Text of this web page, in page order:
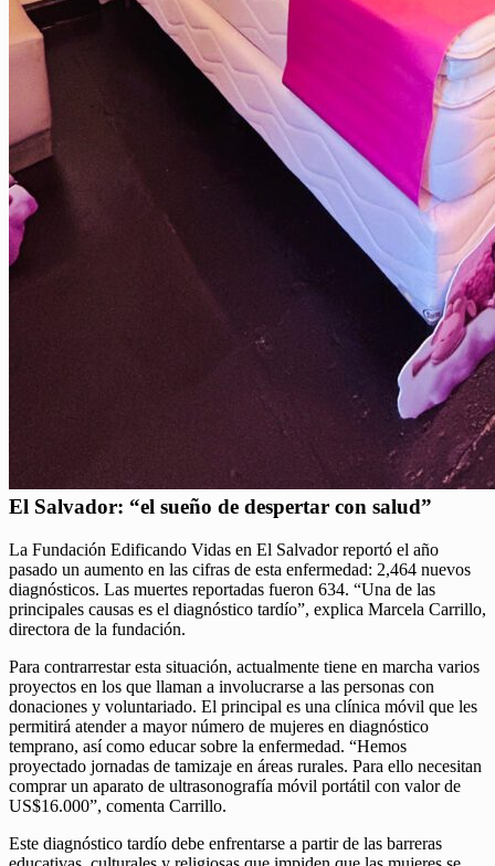
El Salvador: “el sueño de despertar con salud”
La Fundación Edificando Vidas en El Salvador reportó el año
pasado un aumento en las cifras de esta enfermedad: 2,464 nuevos
diagnósticos. Las muertes reportadas fueron 634. “Una de las
principales causas es el diagnóstico tardío”, explica Marcela Carrillo,
directora de la fundación.
Para contrarrestar esta situación, actualmente tiene en marcha varios
proyectos en los que llaman a involucrarse a las personas con
donaciones y voluntariado. El principal es una clínica móvil que les
permitirá atender a mayor número de mujeres en diagnóstico
temprano, así como educar sobre la enfermedad. “Hemos
proyectado jornadas de tamizaje en áreas rurales. Para ello necesitan
comprar un aparato de ultrasonografía móvil portátil con valor de
US$16.000”, comenta Carrillo.
Este diagnóstico tardío debe enfrentarse a partir de las barreras